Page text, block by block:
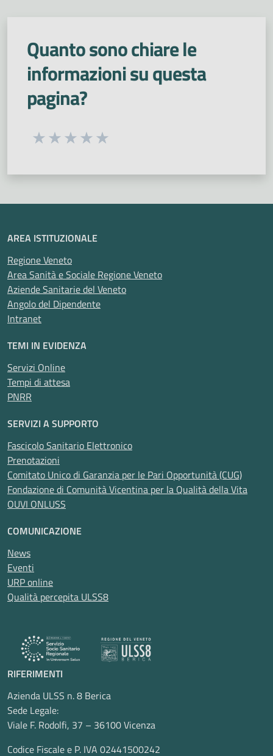
Quanto sono chiare le
informazioni su questa
pagina?
Seleziona una valutazione da 1 a 5 stelle
AREA ISTITUZIONALE
Regione Veneto
Area Sanità e Sociale Regione Veneto
Aziende Sanitarie del Veneto
Angolo del Dipendente
Intranet
TEMI IN EVIDENZA
Servizi Online
Tempi di attesa
PNRR
SERVIZI A SUPPORTO
Fascicolo Sanitario Elettronico
Prenotazioni
Comitato Unico di Garanzia per le Pari Opportunità (CUG)
Fondazione di Comunità Vicentina per la Qualità della Vita
OUVI ONLUSS
COMUNICAZIONE
News
Eventi
URP online
Qualità percepita ULSS8
RIFERIMENTI
Azienda ULSS n. 8 Berica
Sede Legale:
Viale F. Rodolfi, 37 – 36100 Vicenza
Codice Fiscale e P. IVA 02441500242